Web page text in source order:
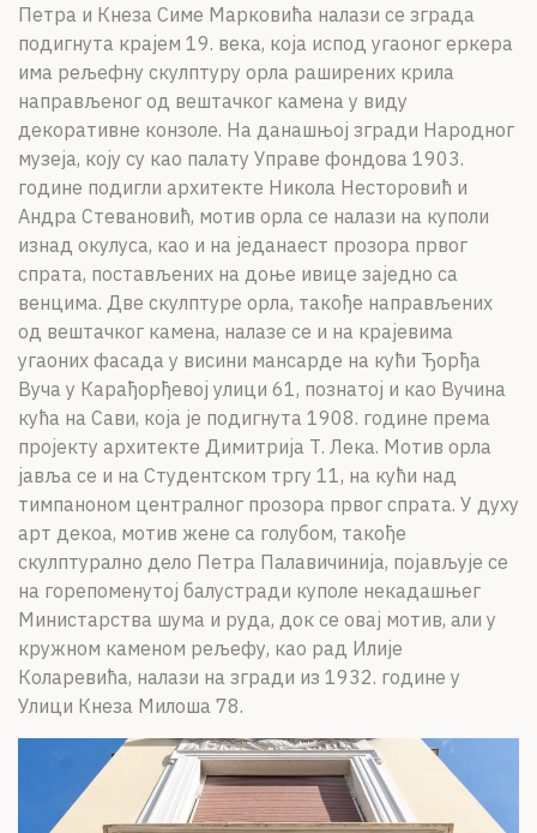
Петра и Кнеза Симе Марковића налази се зграда
подигнута крајем 19. века, која испод угаоног еркера
има рељефну скулптуру орла раширених крила
направљеног од вештачког камена у виду
декоративне конзоле. На данашњој згради Народног
музеја, коју су као палату Управе фондова 1903.
године подигли архитекте Никола Несторовић и
Андра Стевановић, мотив орла се налази на куполи
изнад окулуса, као и на једанаест прозора првог
спрата, постављених на доње ивице заједно са
венцима. Две скулптуре орла, такође направљених
од вештачког камена, налазе се и на крајевима
угаоних фасада у висини мансарде на кући Ђорђа
Вуча у Карађорђевој улици 61, познатој и као Вучина
кућа на Сави, која је подигнута 1908. године према
пројекту архитекте Димитрија Т. Лека. Мотив орла
јавља се и на Студентском тргу 11, на кући над
тимпаноном централног прозора првог спрата. У духу
арт декоа, мотив жене са голубом, такође
скулптурално дело Петра Палавичинија, појављује се
на горепоменутој балустради куполе некадашњег
Министарства шума и руда, док се овај мотив, али у
кружном каменом рељефу, као рад Илије
Коларевића, налази на згради из 1932. године у
Улици Кнеза Милоша 78.